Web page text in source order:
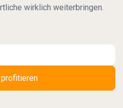
wirklich weiterbringen.